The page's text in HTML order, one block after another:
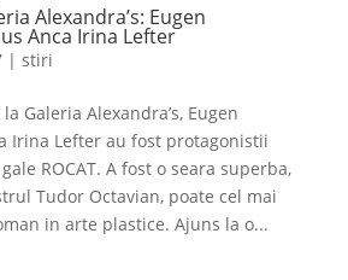
Alexandra’s: Eugen
Anca Irina Lefter
| stiri
Galeria Alexandra’s, Eugen
Irina Lefter au fost protagonistii
ROCAT. A fost o seara superba,
Tudor Octavian, poate cel mai
in arte plastice. Ajuns la o...